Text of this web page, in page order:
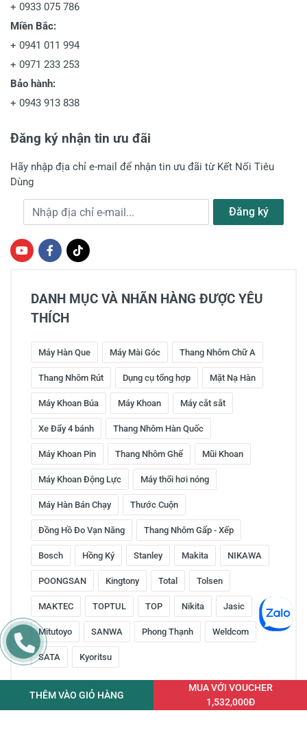
+ 0933 075 786
Miền Bắc:
+ 0941 011 994
+ 0971 233 253
Bảo hành:
+ 0943 913 838
Đăng ký nhận tin ưu đãi
Hãy nhập địa chỉ e-mail để nhận tin ưu đãi từ Kết Nối Tiêu
Dùng
Địa chỉ e-mail Đăng ký
DANH MỤC VÀ NHÃN HÀNG ĐƯỢC YÊU
THÍCH
Máy Hàn Que Máy Mài Góc Thang Nhôm Chữ A
Thang Nhôm Rút Dụng cụ tổng hợp Mặt Nạ Hàn
Máy Khoan Búa Máy Khoan Máy cắt sắt
Xe Đẩy 4 bánh Thang Nhôm Hàn Quốc
Máy Khoan Pin Thang Nhôm Ghế Mũi Khoan
Máy Khoan Động Lực Máy thổi hơi nóng
Máy Hàn Bán Chạy Thước Cuộn
Đồng Hồ Đo Vạn Năng Thang Nhôm Gấp - Xếp
Bosch Hồng Ký Stanley Makita NIKAWA
POONGSAN Kingtony Total Tolsen
MAKTEC TOPTUL TOP Nikita Jasic
Mitutoyo SANWA Phong Thạnh Weldcom
SATA Kyoritsu
THÊM VÀO GIỎ HÀNG
MUA VỚI VOUCHER
1,532,000Đ